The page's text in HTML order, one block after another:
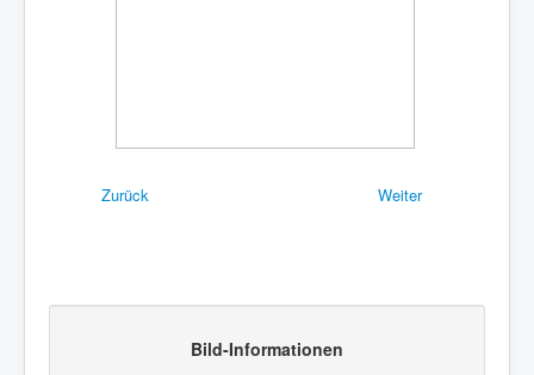
Fotos
Dies und das
:innen und m/w/d
Zurück Weiter
Bild-Informationen